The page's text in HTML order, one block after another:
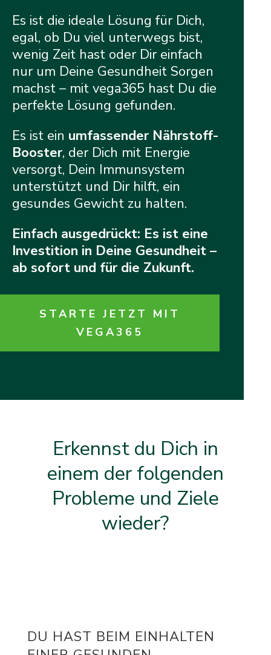
Es ist die ideale Lösung für Dich,
egal, ob Du viel unterwegs bist,
wenig Zeit hast oder Dir einfach
nur um Deine Gesundheit Sorgen
machst – mit vega365 hast Du die
perfekte Lösung gefunden.
Es ist ein umfassender Nährstoff-
Booster, der Dich mit Energie
versorgt, Dein Immunsystem
unterstützt und Dir hilft, ein
gesundes Gewicht zu halten.
Einfach ausgedrückt: Es ist eine
Investition in Deine Gesundheit –
ab sofort und für die Zukunft.
STARTE JETZT MIT
VEGA365
Erkennst du Dich in
einem der folgenden
Probleme und Ziele
wieder?
DU HAST BEIM EINHALTEN